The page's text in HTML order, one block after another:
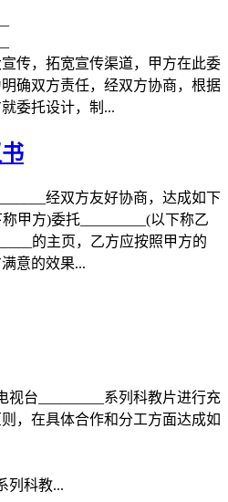
传，拓宽宣传渠道，甲方在此委
确双方责任，经双方协商，根据
委托设计，制...
经双方友好协商，达成如下
甲方)委托_________(以下称乙
的主页，乙方应按照甲方的
意的效果...
视台_________系列科教片进行充
，在具体合作和分工方面达成如
科教...